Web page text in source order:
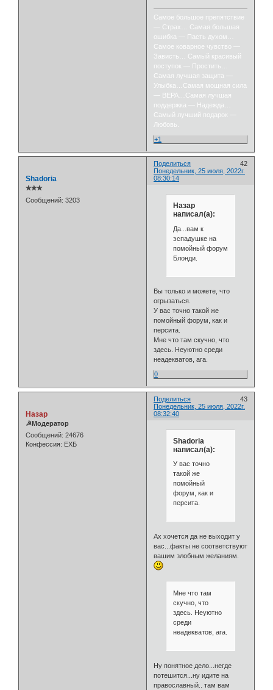
Самое большое препятствие
— Страх… Самая большая
ошибка — Пасть духом…
Самое коварное чувство —
Зависть… Самый красивый
поступок — Простить…
Самая лучшая защита —
Улыбка…Самая мощная сила
— ВЕРА…Самая лучшая
поддержка — Надежда…
Самый лучший подарок —
Любовь.
+1
Поделиться
42
Понедельник, 25 июля, 2022г.
08:30:14
Shadoria
✯✯✯
Сообщений: 3203
Назар
написал(а):
Да...вам к
эспадушке на
помойный форум
Блонди.
Вы только и можете, что
огрызаться.
У вас точно такой же
помойный форум, как и
персита.
Мне что там скучно, что
здесь. Неуютно среди
неадекватов, ага.
0
Поделиться
43
Понедельник, 25 июля, 2022г.
08:32:40
Назар
☭Модератор
Сообщений: 24676
Конфессия: ЕХБ
Shadoria
написал(а):
У вас точно
такой же
помойный
форум, как и
персита.
Ах хочется да не выходит у
вас...факты не соответствуют
вашим злобным желаниям.
Мне что там
скучно, что
здесь. Неуютно
среди
неадекватов, ага.
Ну понятное дело...негде
потешится...ну идите на
православный.. там вам